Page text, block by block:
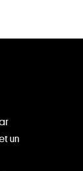
un